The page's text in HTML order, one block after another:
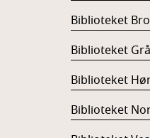
Biblioteket
Biblioteket
Biblioteket
Biblioteket